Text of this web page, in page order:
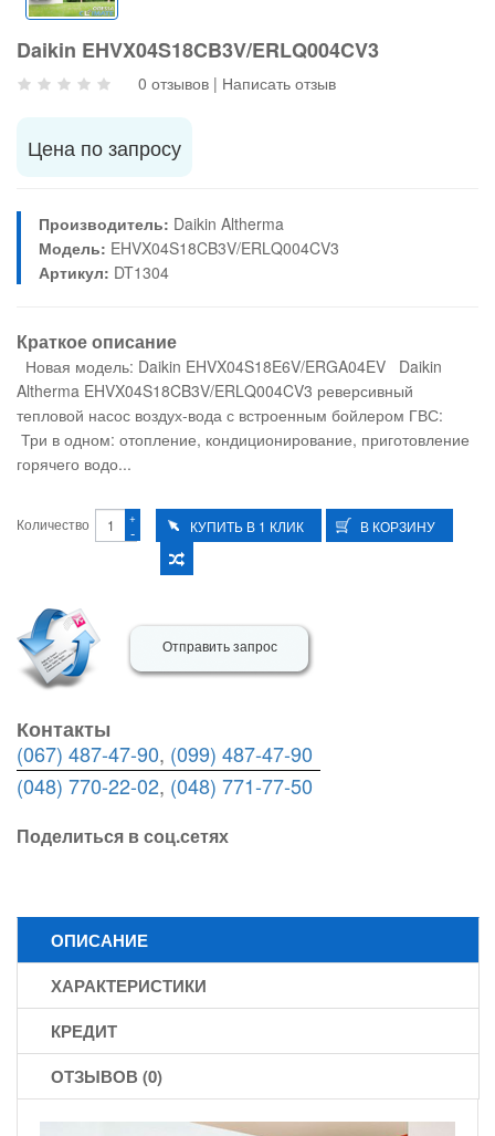
Daikin EHVX04S18CB3V/ERLQ004CV3
0 отзывов | Написать отзыв
Цена по запросу
Производитель: Daikin Altherma
Модель: EHVX04S18CB3V/ERLQ004CV3
Артикул: DT1304
Краткое описание
Новая модель: Daikin EHVX04S18E6V/ERGA04EV Daikin
Altherma EHVX04S18CB3V/ERLQ004CV3 реверсивный
тепловой насос воздух-вода с встроенным бойлером ГВС:
Три в одном: отопление, кондиционирование, приготовление
горячего водо...
Количество -
+
Отправить запрос
Контакты
(067) 487-47-90, (099) 487-47-90
(048) 770-22-02, (048) 771-77-50
Поделиться в соц.сетях
ОПИСАНИЕ
ХАРАКТЕРИСТИКИ
КРЕДИТ
ОТЗЫВОВ (0)